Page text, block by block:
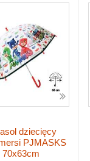
dziecięcy
PJMASKS
70x63cm